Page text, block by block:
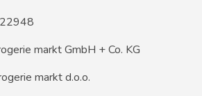
markt GmbH + Co. KG
markt d.o.o.